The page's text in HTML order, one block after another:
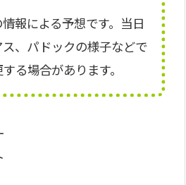
報による予想です。当日
、パドックの様子などで
る場合があります。